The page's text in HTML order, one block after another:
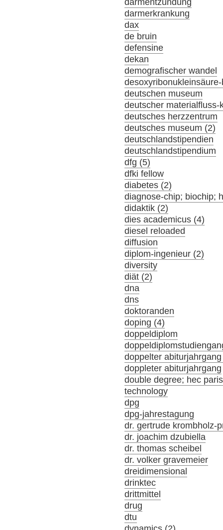
darmerkrankung
dax
de bruin
defensine
dekan
demografischer wandel
deutschen museum
deutscher materialfluss-
deutsches herzzentrum
deutsches museum (2)
deutschlandstipendien
deutschlandstipendium
dfg (5)
dfki fellow
diabetes (2)
diagnose-chip; biochip;
didaktik (2)
dies academicus (4)
diesel reloaded
diffusion
diplom-ingenieur (2)
diversity
diät (2)
dna
dns
doktoranden
doping (4)
doppeldiplom
doppelter
doppleter abiturjahrgang
double degree; hec
technology
dpg
dpg-jahrestagung
dr. gertrude krombholz-
dr. joachim dzubiella
dr. thomas scheibel
dr. volker gravemeier
dreidimensional
drinktec
drittmittel
drug
dtu